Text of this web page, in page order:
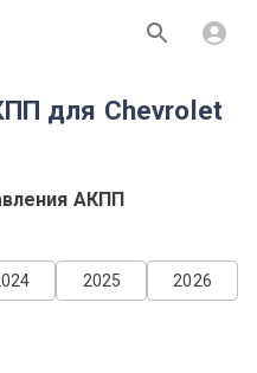
для Chevrolet
АКПП
2026
2025